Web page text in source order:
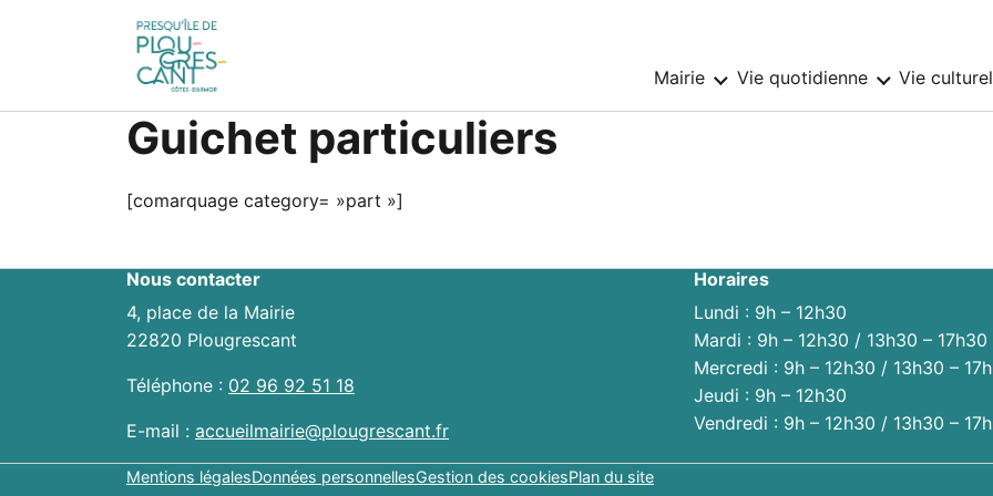
Mairie Sous-
:
Vie quotidienne Sous-
:
Vie
Guichet particuliers
[comarquage category= »part »]
Nous contacter
4, place de la Mairie
22820 Plougrescant
Téléphone : 02 96 92 51 18
E-mail : accueilmairie@plougrescant.fr
Horaires
Lundi : 9h – 12h30
Mardi : 9h – 12h30 / 13h30 – 17h30
Mercredi : 9h – 12h30 / 13h30 –
Jeudi : 9h – 12h30
Vendredi : 9h – 12h30 / 13h30 –
Mentions légalesDonnées personnellesGestion des cookiesPlan du site